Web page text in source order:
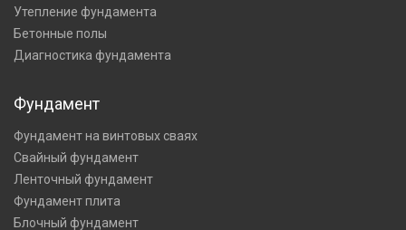
Утепление фундамента
Бетонные полы
Диагностика фундамента
Фундамент
Фундамент на винтовых сваях
Свайный фундамент
Ленточный фундамент
Фундамент плита
Блочный фундамент